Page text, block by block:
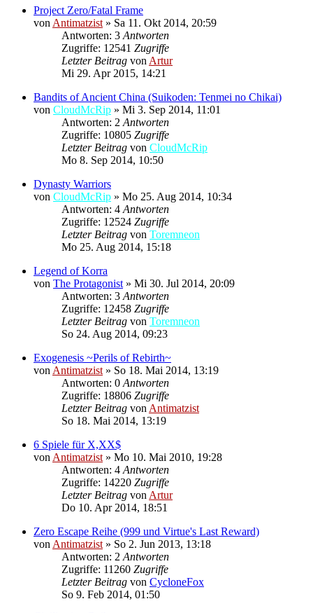
Project Zero/Fatal Frame
von Antimatzist » Sa 11. Okt 2014, 20:59
Antworten: 3 Antworten
Zugriffe: 12541 Zugriffe
Letzter Beitrag von Artur
Mi 29. Apr 2015, 14:21
Bandits of Ancient China (Suikoden: Tenmei no Chikai)
von CloudMcRip » Mi 3. Sep 2014, 11:01
Antworten: 2 Antworten
Zugriffe: 10805 Zugriffe
Letzter Beitrag von CloudMcRip
Mo 8. Sep 2014, 10:50
Dynasty Warriors
von CloudMcRip » Mo 25. Aug 2014, 10:34
Antworten: 4 Antworten
Zugriffe: 12524 Zugriffe
Letzter Beitrag von Toremneon
Mo 25. Aug 2014, 15:18
Legend of Korra
von The Protagonist » Mi 30. Jul 2014, 20:09
Antworten: 3 Antworten
Zugriffe: 12458 Zugriffe
Letzter Beitrag von Toremneon
So 24. Aug 2014, 09:23
Exogenesis ~Perils of Rebirth~
von Antimatzist » So 18. Mai 2014, 13:19
Antworten: 0 Antworten
Zugriffe: 18806 Zugriffe
Letzter Beitrag von Antimatzist
So 18. Mai 2014, 13:19
6 Spiele für X,XX$
von Antimatzist » Mo 10. Mai 2010, 19:28
Antworten: 4 Antworten
Zugriffe: 14220 Zugriffe
Letzter Beitrag von Artur
Do 10. Apr 2014, 18:51
Zero Escape Reihe (999 und Virtue's Last Reward)
von Antimatzist » So 2. Jun 2013, 13:18
Antworten: 2 Antworten
Zugriffe: 11260 Zugriffe
Letzter Beitrag von CycloneFox
So 9. Feb 2014, 01:50